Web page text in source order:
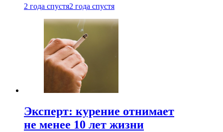
2 года спустя2 года спустя
Эксперт: курение отнимает
не менее 10 лет жизни